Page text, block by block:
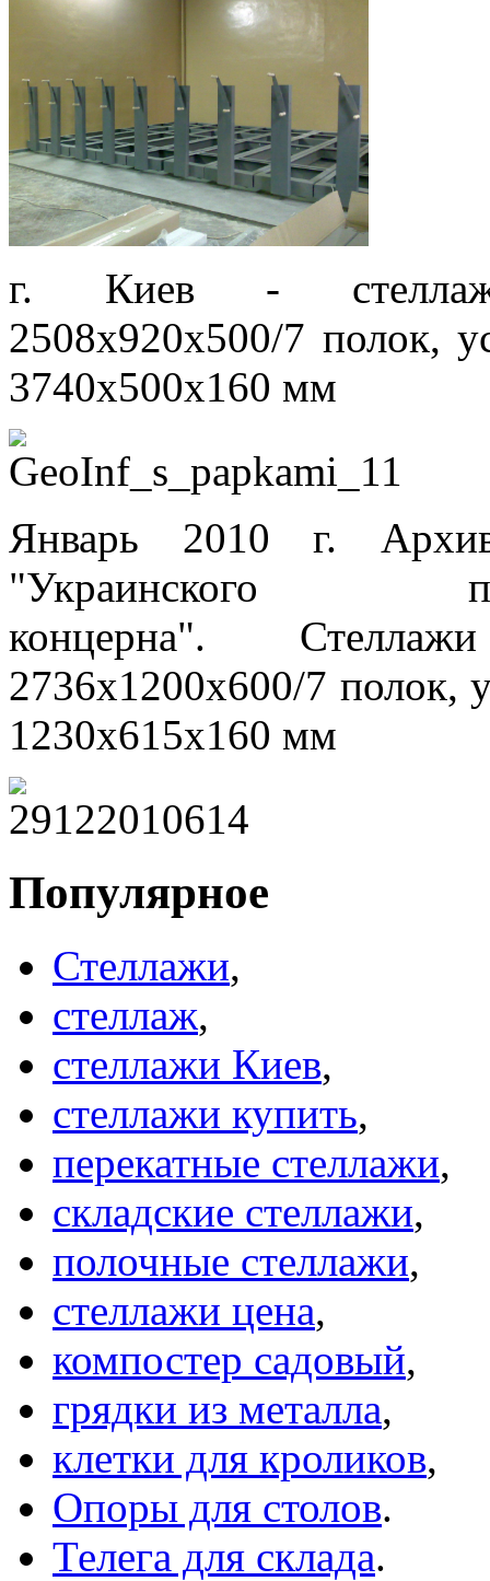
г. Киев -
2508х920х500/7 полок,
3740х500х160 мм
Январь 2010 г.
"Украинского
концерна".
2736х1200х600/7 полок,
1230х615х160 мм
Популярное
Стеллажи,
стеллаж,
стеллажи Киев,
стеллажи купить,
перекатные стеллажи,
складские стеллажи,
полочные стеллажи,
стеллажи цена,
компостер садовый,
грядки из металла,
клетки для кроликов,
Опоры для столов.
Телега для склада.